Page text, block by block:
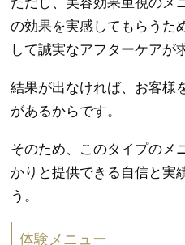
の効果を実感してもらうた
して誠実なアフターケアが
結果が出なければ、お客様
があるからです。
そのため、このタイプのメ
かりと提供できる自信と実
う。
体験メニュー